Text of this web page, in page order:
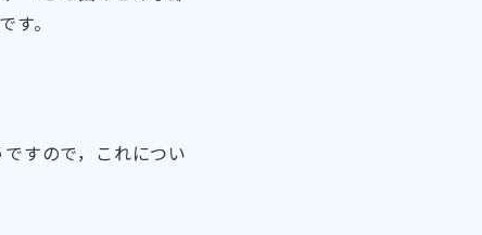
。
すので，これについ